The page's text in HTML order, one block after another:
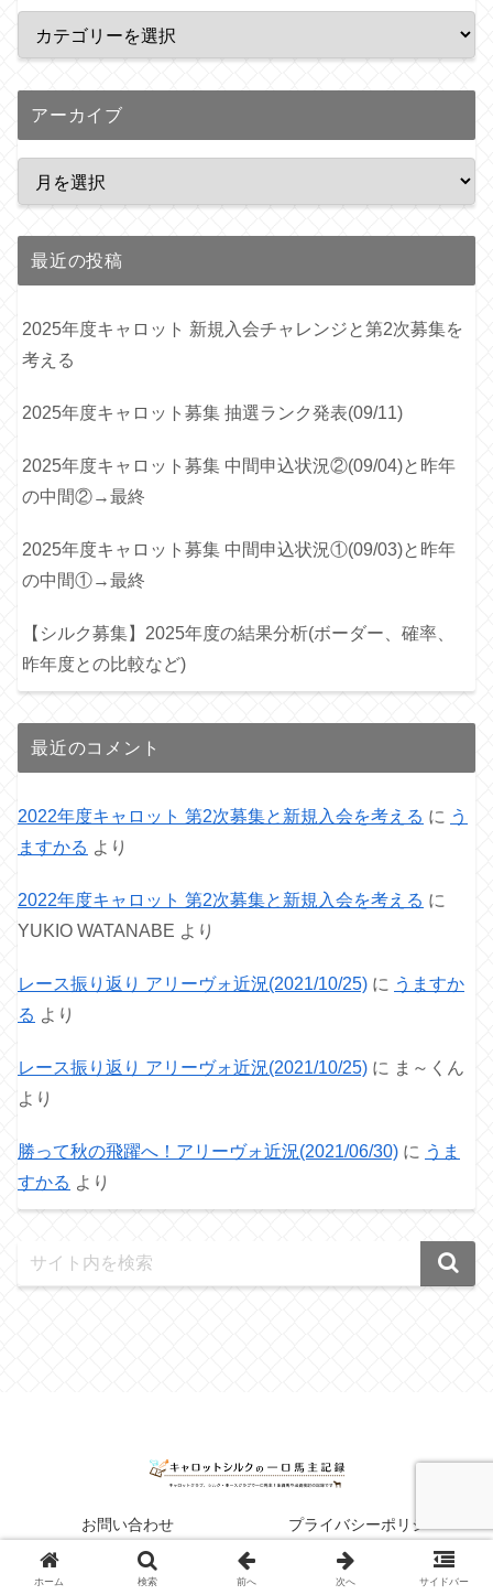
アーカイブ
最近の投稿
2025年度キャロット 新規入会チャレンジと第2次募集を
考える
2025年度キャロット募集 抽選ランク発表(09/11)
2025年度キャロット募集 中間申込状況②(09/04)と昨年
の中間②→最終
2025年度キャロット募集 中間申込状況①(09/03)と昨年
の中間①→最終
【シルク募集】2025年度の結果分析(ボーダー、確率、
昨年度との比較など)
最近のコメント
2022年度キャロット 第2次募集と新規入会を考える に う
ますかる より
2022年度キャロット 第2次募集と新規入会を考える に
YUKIO WATANABE より
レース振り返り アリーヴォ近況(2021/10/25) に うますか
る より
レース振り返り アリーヴォ近況(2021/10/25) に ま～くん
より
勝って秋の飛躍へ！アリーヴォ近況(2021/06/30) に うま
すかる より
お問い合わせ プライバシーポリシー
© 2021 キャロットシルクの一口馬主記録.
ホーム 検索 前へ 次へ サイドバー